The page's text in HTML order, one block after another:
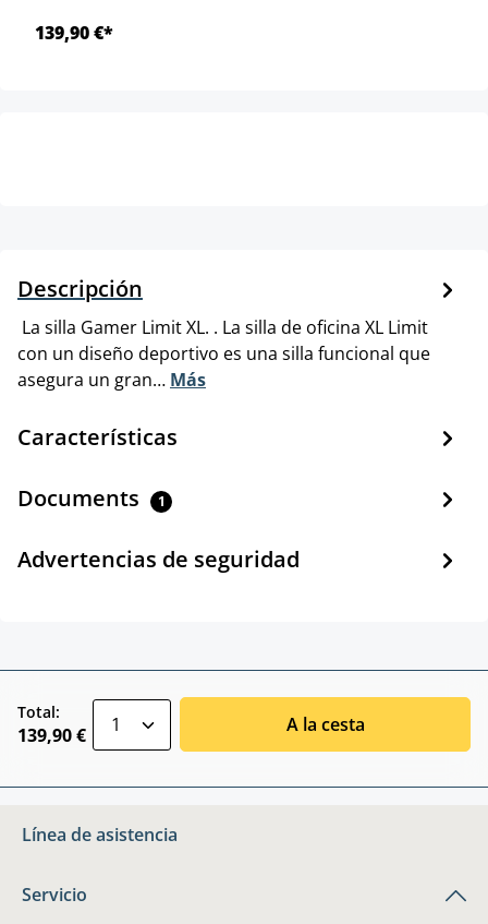
139,90 €*
Descripción
La silla Gamer Limit XL. . La silla de oficina XL Limit
con un diseño deportivo es una silla funcional que
asegura un gran… Más
Características
Documents 1
Advertencias de seguridad
Total:
139,90 € A la cesta
Línea de asistencia
Servicio